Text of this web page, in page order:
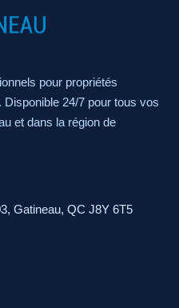
pour propriétés
24/7 pour tous vos
et dans la région de
Gatineau, QC J8Y 6T5